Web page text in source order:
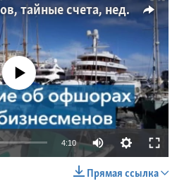
Миллиарды долларов, тайные счета, недвижимость и предметы роскоши
currently available
4:10
Прямая ссылка